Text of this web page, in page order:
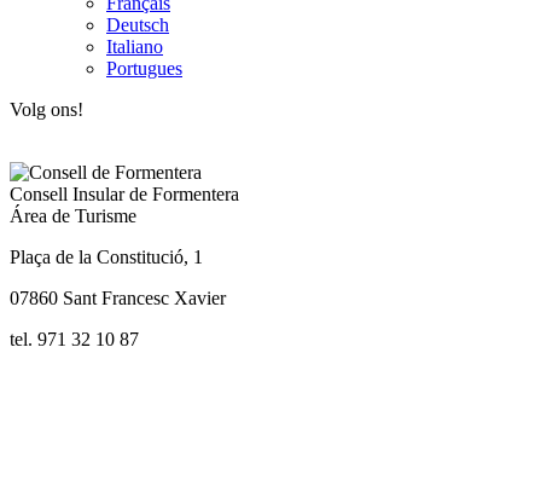
Deutsch
Italiano
Portugues
Volg ons!
Consell Insular de Formentera
Área de Turisme
Plaça de la Constitució, 1
07860 Sant Francesc Xavier
tel. 971 32 10 87